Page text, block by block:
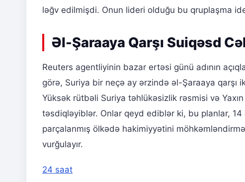
ləğv edilmişdi. Onun lideri olduğu bu qruplaşma
Əl-Şaraaya Qarşı Suiqəsd
Reuters agentliyinin bazar ertəsi günü adının
görə, Suriya bir neçə ay ərzində əl-Şaraaya qarşı
Yüksək rütbəli Suriya təhlükəsizlik rəsmisi və Yaxın
təsdiqləyiblər. Onlar qeyd ediblər ki, bu planlar,
parçalanmış ölkədə hakimiyyətini
vurğulayır.
24 saat